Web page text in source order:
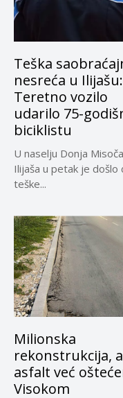
Teška
nesreća u Ilijašu:
Teretno vozilo
udarilo 75-
biciklistu
U naselju Donja
Ilijaša u petak je došlo
teške...
Milionska
rekonstrukcija, a
asfalt već
Visokom